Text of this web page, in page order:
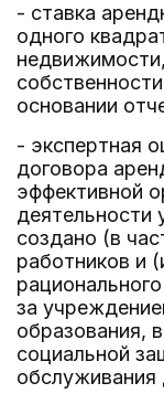
- ставка
одного
основании
- экспертная
договора
эффективной
деятельности
создано (в
работников и
за
образования,
социальной
обслуживания